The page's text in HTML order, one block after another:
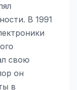
В 1991
свою
он
в